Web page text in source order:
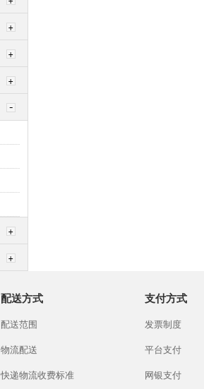
配送方式
配送范围
物流配送
快递物流收费标准
支付方式
发票制度
平台支付
网银支付